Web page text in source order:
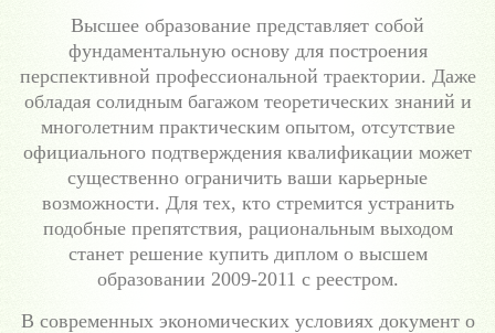
Высшее образование представляет собой
фундаментальную основу для построения
перспективной профессиональной траектории. Даже
обладая солидным багажом теоретических знаний и
многолетним практическим опытом, отсутствие
официального подтверждения квалификации может
существенно ограничить ваши карьерные
возможности. Для тех, кто стремится устранить
подобные препятствия, рациональным выходом
станет решение купить диплом о высшем
образовании 2009-2011 с реестром.
В современных экономических условиях документ о